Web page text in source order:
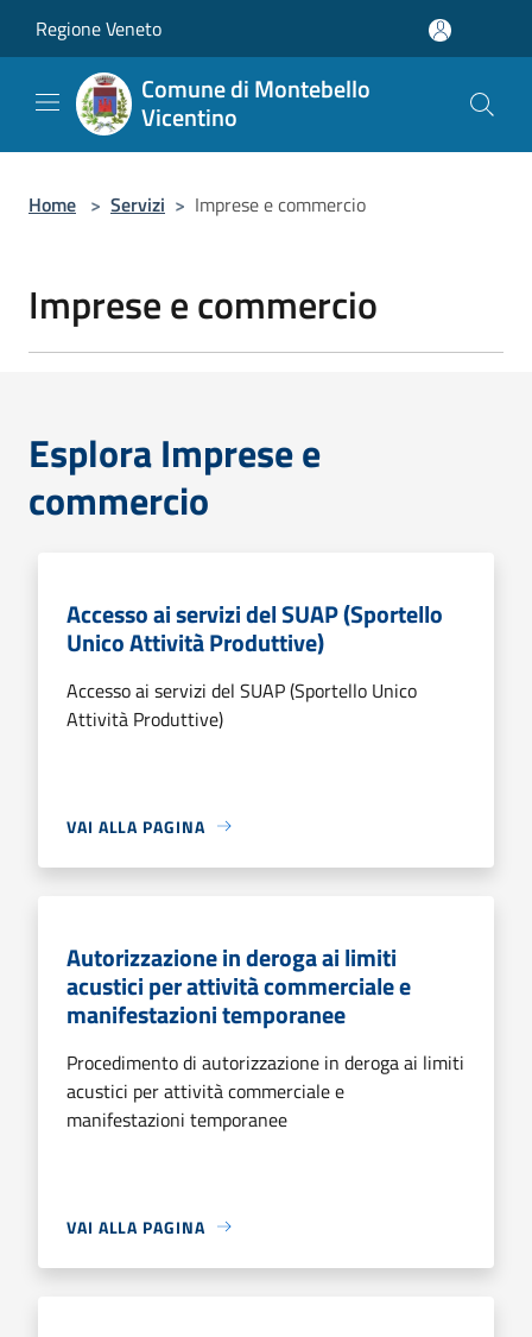
Regione Veneto
Comune di Montebello
Vicentino
Home > Servizi > Imprese e commercio
Imprese e commercio
Esplora Imprese e
commercio
Accesso ai servizi del SUAP (Sportello
Unico Attività Produttive)
Accesso ai servizi del SUAP (Sportello Unico
Attività Produttive)
VAI ALLA PAGINA
Autorizzazione in deroga ai limiti
acustici per attività commerciale e
manifestazioni temporanee
Procedimento di autorizzazione in deroga ai limiti
acustici per attività commerciale e
manifestazioni temporanee
VAI ALLA PAGINA